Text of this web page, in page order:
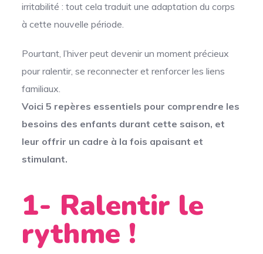
irritabilité : tout cela traduit une adaptation du corps
à cette nouvelle période.
Pourtant, l’hiver peut devenir un moment précieux
pour ralentir, se reconnecter et renforcer les liens
familiaux.
Voici 5 repères essentiels pour comprendre les
besoins des enfants durant cette saison, et
leur offrir un cadre à la fois apaisant et
stimulant.
1- Ralentir le
rythme !